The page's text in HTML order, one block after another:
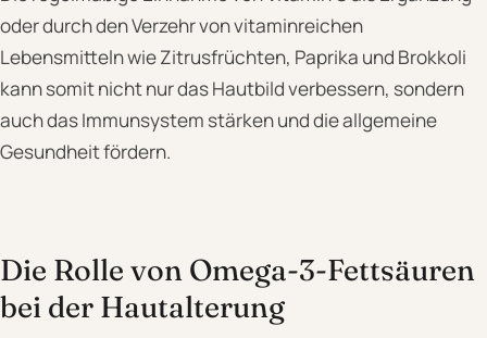
oder durch den Verzehr von vitaminreichen
Lebensmitteln wie Zitrusfrüchten, Paprika und Brokkoli
kann somit nicht nur das Hautbild verbessern, sondern
auch das Immunsystem stärken und die allgemeine
Gesundheit fördern.
Die Rolle von Omega-3-Fettsäuren
bei der Hautalterung